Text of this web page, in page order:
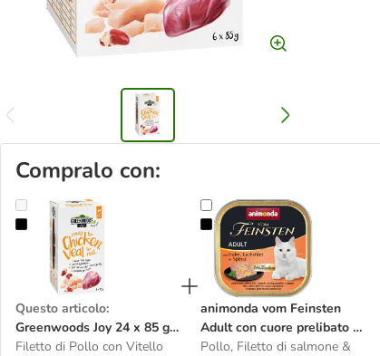
Compralo con:
Greenwoods Joy 24 x 85 g Alimento umido per gatto
Questo articolo:
Greenwoods Joy 24 x 85 g
Alimento umido per gatto
Filetto di Pollo con Vitello
animonda vom Feinsten
animonda vom Feinsten
Adult con cuore prelibato 6
x 100 g Umido per gatti
Pollo, Filetto di salmone &